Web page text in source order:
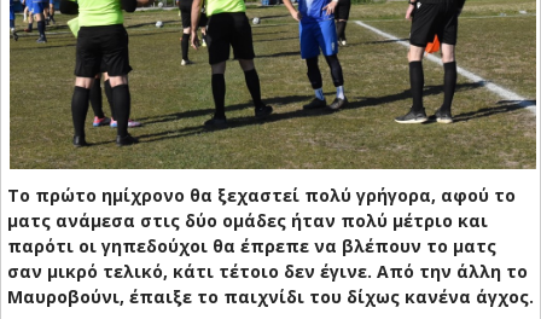
Το πρώτο ημίχρονο θα ξεχαστεί πολύ γρήγορα, αφού το
ματς ανάμεσα στις δύο ομάδες ήταν πολύ μέτριο και
παρότι οι γηπεδούχοι θα έπρεπε να βλέπουν το ματς
σαν μικρό τελικό, κάτι τέτοιο δεν έγινε. Από την άλλη το
Μαυροβούνι, έπαιξε το παιχνίδι του δίχως κανένα άγχος.